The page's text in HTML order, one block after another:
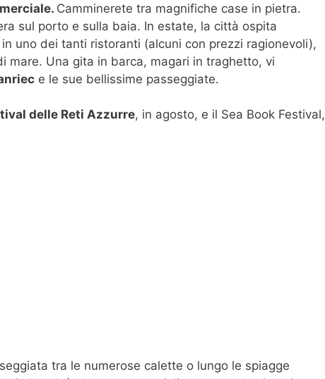
Camminerete tra magnifiche case in pietra.
sul porto e sulla baia. In estate, la città ospita
uno dei tanti ristoranti (alcuni con prezzi ragionevoli),
mare. Una gita in barca, magari in traghetto, vi
e le sue bellissime passeggiate.
delle Reti Azzurre, in agosto, e il Sea Book Festival,
tra le numerose calette o lungo le spiagge